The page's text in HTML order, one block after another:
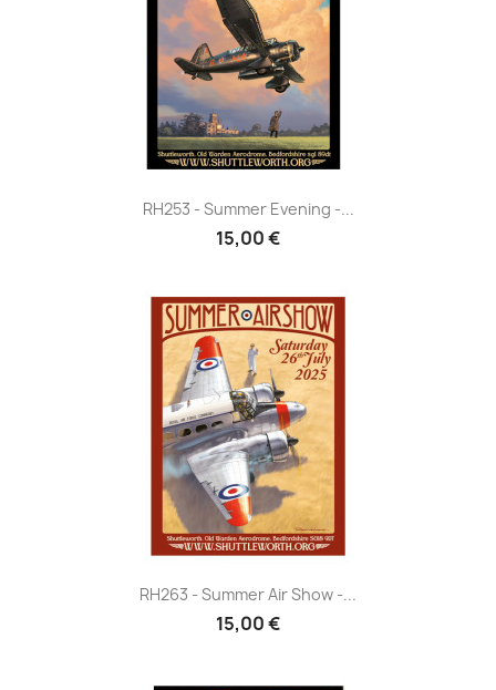
RH253 - Summer Evening -...
15,00 €
RH263 - Summer Air Show -...
15,00 €